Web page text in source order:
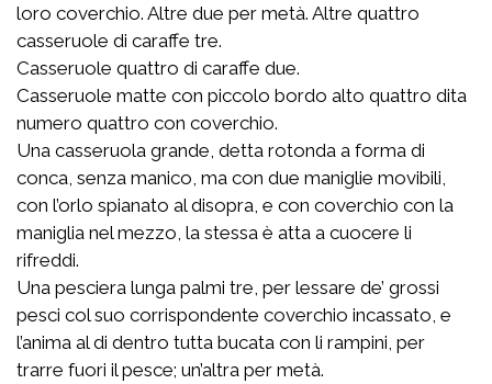
loro coverchio. Altre due per metà. Altre quattro
casseruole di caraffe tre.
Casseruole quattro di caraffe due.
Casseruole matte con piccolo bordo alto quattro dita
numero quattro con coverchio.
Una casseruola grande, detta rotonda a forma di
conca, senza manico, ma con due maniglie movibili,
con l’orlo spianato al disopra, e con coverchio con la
maniglia nel mezzo, la stessa è atta a cuocere li
rifreddi.
Una pesciera lunga palmi tre, per lessare de’ grossi
pesci col suo corrispondente coverchio incassato, e
l’anima al di dentro tutta bucata con li rampini, per
trarre fuori il pesce; un’altra per metà.